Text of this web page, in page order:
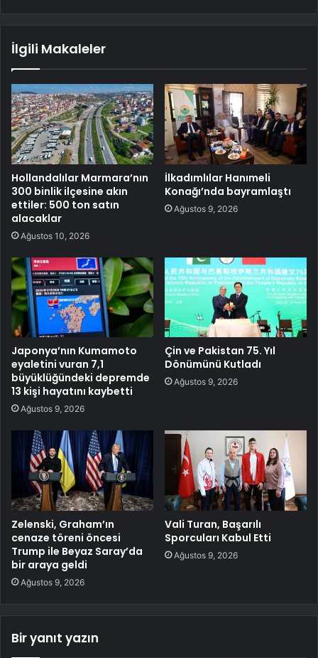
İlgili Makaleler
Hollandalılar Marmara’nın
300 binlik ilçesine akın
ettiler: 500 ton satın
alacaklar
Ağustos 10, 2026
İlkadımlılar Hanımeli
Konağı’nda bayramlaştı
Ağustos 9, 2026
Japonya’nın Kumamoto
eyaletini vuran 7,1
büyüklüğündeki depremde
13 kişi hayatını kaybetti
Ağustos 9, 2026
Çin ve Pakistan 75. Yıl
Dönümünü Kutladı
Ağustos 9, 2026
Zelenski, Graham’ın
cenaze töreni öncesi
Trump ile Beyaz Saray’da
bir araya geldi
Ağustos 9, 2026
Vali Turan, Başarılı
Sporcuları Kabul Etti
Ağustos 9, 2026
Bir yanıt yazın